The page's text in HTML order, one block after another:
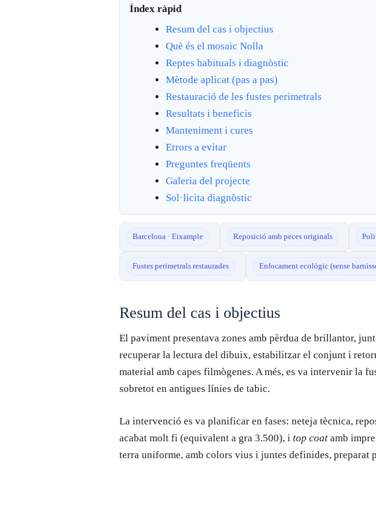
Índex ràpid
Resum del cas i objectius
Què és el mosaic Nolla
Reptes habituals i diagnòstic
Mètode aplicat (pas a pas)
Restauració de les fustes perimetrals
Resultats i beneficis
Manteniment i cures
Errors a evitar
Preguntes freqüents
Galeria del projecte
Sol·licita diagnòstic
Barcelona · Eixample Reposició amb peces originals
Fustes perimetrals restaurades Enfocament ecològic (sense
Resum del cas i objectius
El paviment presentava zones amb pèrdua de brillantor,
recuperar la lectura del dibuix, estabilitzar el conjunt i
material amb capes filmògenes. A més, es va intervenir
sobretot en antigues línies de tabic.
La intervenció es va planificar en fases: neteja tècnica,
acabat molt fi (equivalent a gra 3.500), i top coat amb
terra uniforme, amb colors vius i juntes definides, preparat